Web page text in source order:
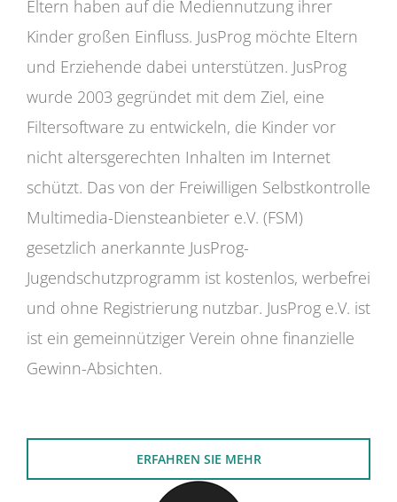
Eltern haben auf die Mediennutzung ihrer
Kinder großen Einfluss. JusProg möchte Eltern
und Erziehende dabei unterstützen. JusProg
wurde 2003 gegründet mit dem Ziel, eine
Filtersoftware zu entwickeln, die Kinder vor
nicht altersgerechten Inhalten im Internet
schützt. Das von der Freiwilligen Selbstkontrolle
Multimedia-Diensteanbieter e.V. (FSM)
gesetzlich anerkannte JusProg-
Jugendschutzprogramm ist kostenlos, werbefrei
und ohne Registrierung nutzbar. JusProg e.V. ist
ist ein gemeinnütziger Verein ohne finanzielle
Gewinn-Absichten.
ERFAHREN SIE MEHR